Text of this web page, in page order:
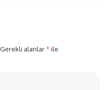
Gerekli alanlar*ile